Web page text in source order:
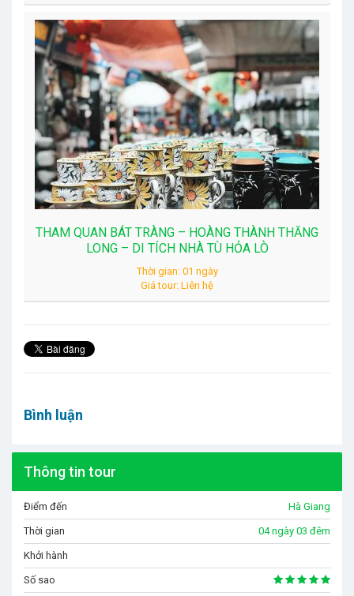
THAM QUAN BÁT TRÀNG – HOÀNG THÀNH THĂNG
LONG – DI TÍCH NHÀ TÙ HỎA LÒ
Thời gian: 01 ngày
Giá tour: Liên hệ
Bình luận
Thông tin tour
Điểm đến Hà Giang
Thời gian 04 ngày 03 đêm
Khởi hành
Số sao